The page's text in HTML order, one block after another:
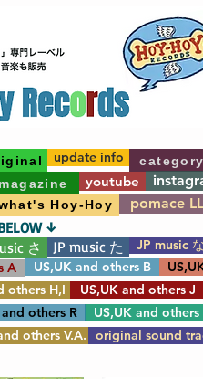
youtube
Hoy-Hoy pomace
update info
さ JP music た
JP music
A US,UK and others B
others H,I
US,UK and others J
US,UK and others
and others R
others V.A. original sound
↓